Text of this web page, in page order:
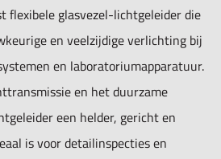
LED lichtbronnen (F1, F3000,
met Ø 15 mm aansluiting).
zoals focuslenzen en kleurfilters.
flexibele glasvezel-lichtgeleider die
en veelzijdige verlichting bij
en laboratoriumapparatuur.
en het duurzame
een helder, gericht en
is voor detailinspecties en